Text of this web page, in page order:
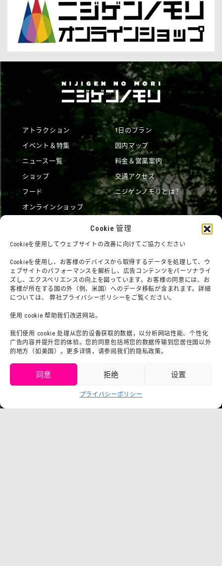
Cookie 管理
Cookieを使用してウェブサイトの改善に向けてご協力ください
Cookieを使用し、お客様のデバイスから取得するデータを処理して、ウ
ェブサイトのパフォーマンスを解析し、広告コンテンツをパーソナライ
ズし、エクスペリエンスの向上を図っています。お客様の同意には、お
客様が所在する国の外（例、米国）へのデータ移転が含まれます。詳細
については、 弊社プライバシーポリシーをご覧ください。
使用 cookie 帮助我们改进网站。
我们使用 cookie 处理从您的设备获取的数据，以分析网站性能、个性化
广告内容并提升您的体验。您的同意包括将您的数据传输到您居住国以外
的地方（如美国）。更多详情，请参阅我们的隐私政策。
同意 拒绝 设置
プライバシーポリシー
アトラクション
イベント＆特集
ニュース一覧
ショップ
フード
オンラインショップ
1日のプラン
园内マップ
料金＆営業案内
交通アクセス
ニジゲンノモリとは？
団体利用について
チームビルディングプラン
よくある質問・問題
利用規約
プライバシーポリシー
プレスリリース（プレスリリ
ース
メディア掲載実績
SNS
法令に基づく表記